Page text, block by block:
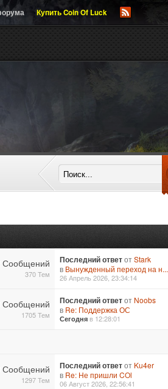
Купить Coin Of Luck
Сообщений
370 Тем
Последний ответотStark
в Вынужденный переход на н...
26 Апрель 2026, 23:34:14
Сообщений
1705 Тем
Последний ответот Noobs
в Re: Поддержка ОС
Сегодня в 12:28:01
Сообщений
1297 Тем
Последний ответот Ku4er
в Re: Не пришли COl
06 Август 2026, 22:56:41